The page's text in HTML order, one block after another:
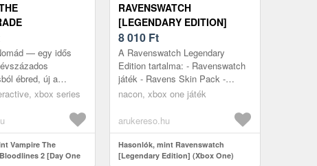
2 [DAY ONE
SERIES
— egy idős
ébred, új a
Véredben
rekedt. Ez a
xbox series
Vampire The
2 [Day One
RAVENSWATCH
[LEGENDARY EDITION]
(XBOX ONE)
8 010 Ft
A Ravenswatch Legendary
Edition tartalma: - Ravenswatch
játék - Ravens Skin Pack -
Nightmares Skin Pack A
haladó sz...
nacon, xbox one játék
arukereso.hu
Hasonlók, mint Ravenswatch
[Legendary Edition] (Xbox One)